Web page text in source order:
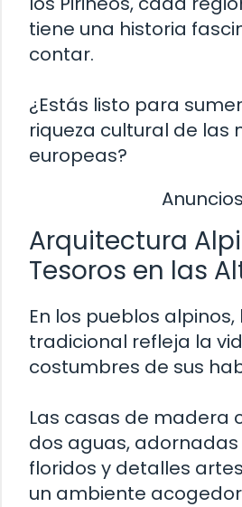
tiene una historia
contar.
¿Estás listo para
riqueza cultural de las
europeas?
Anuncios
Arquitectura
Tesoros en las
En los pueblos
tradicional refleja la
costumbres de sus
Las casas de madera
dos aguas,
floridos y detalles
un ambiente